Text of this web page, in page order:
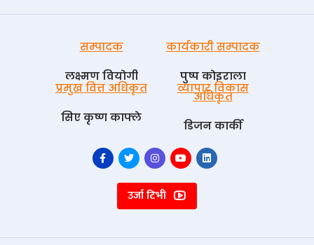
सम्पादक
लक्ष्मण वियोगी
कार्यकारी सम्पादक
पुष्प काेइराला
प्रमुख वित्त अधिकृत
सिए कृष्ण काफ्ले
व्यापार विकास
अधिकृत
डिजन कार्की
उर्जा टिभी